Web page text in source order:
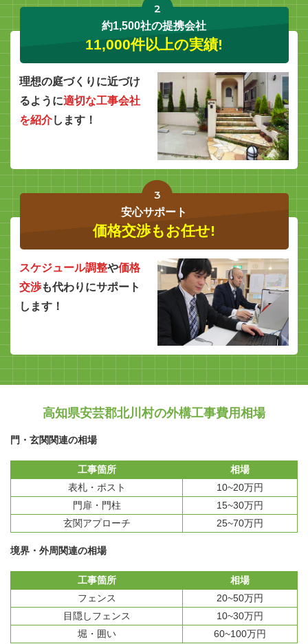
2
約1,500社の提携会社
11,000件以上の実績!
理想の庭づくりに近づけ
るように適切な工事会社
を紹介します！
3
安心サポート
価格交渉もお任せ!
スケジュール調整や価格
交渉も代わりにサポート
します！
高知県安芸郡北川村の外構工事費用相場
門・玄関関連の相場
工事箇所
相場
表札・ポスト
10~20万円
門扉・門柱
15~30万円
玄関アプローチ
25~70万円
境界・外周関連の相場
工事箇所
相場
フェンス
20~50万円
目隠しフェンス
10~30万円
堀・囲い
60~100万円